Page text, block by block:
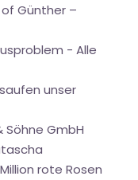
of Günther –
- Alle
unser
Söhne GmbH
rote Rosen